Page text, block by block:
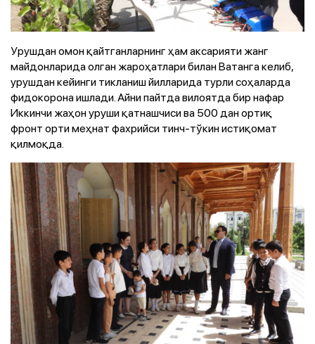
Урушдан омон қайтганларнинг ҳам аксарияти жанг
майдонларида олган жароҳатлари билан Ватанга келиб,
урушдан кейинги тикланиш йилларида турли соҳаларда
фидокорона ишлади. Айни пайтда вилоятда бир нафар
Иккинчи жаҳон уруши қатнашчиси ва 500 дан ортиқ
фронт орти меҳнат фахрийси тинч-тўкин истиқомат
қилмоқда.